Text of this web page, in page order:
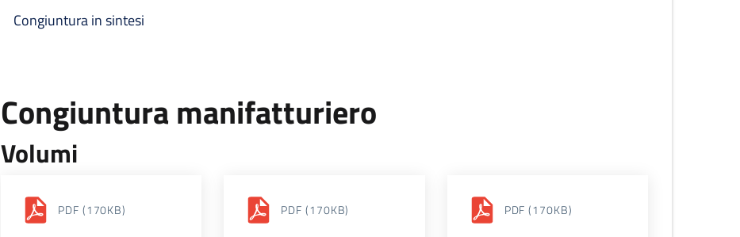
Congiuntura in sintesi
Congiuntura manifatturiero
Volumi
PDF (170KB) PDF (170KB) PDF (170KB)